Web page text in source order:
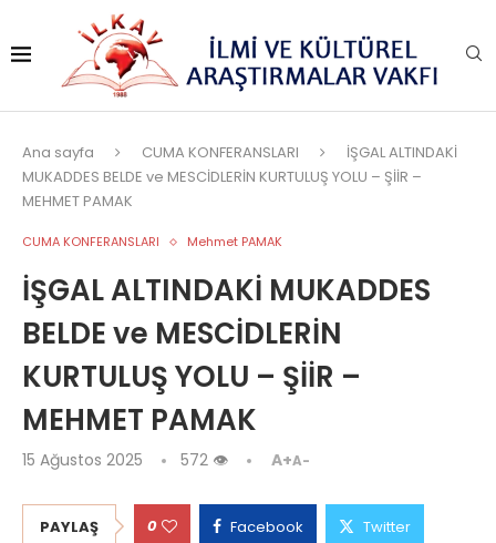
Ana sayfa CUMA KONFERANSLARI
İŞGAL ALTINDAKİ
MUKADDES BELDE ve MESCİDLERİN KURTULUŞ YOLU – ŞİİR –
MEHMET PAMAK
CUMA KONFERANSLARI Mehmet PAMAK
İŞGAL ALTINDAKİ MUKADDES
BELDE ve MESCİDLERİN
KURTULUŞ YOLU – ŞİİR –
MEHMET PAMAK
15 Ağustos 2025 572 👁 A+A-
PAYLAŞ 0 Facebook Twitter